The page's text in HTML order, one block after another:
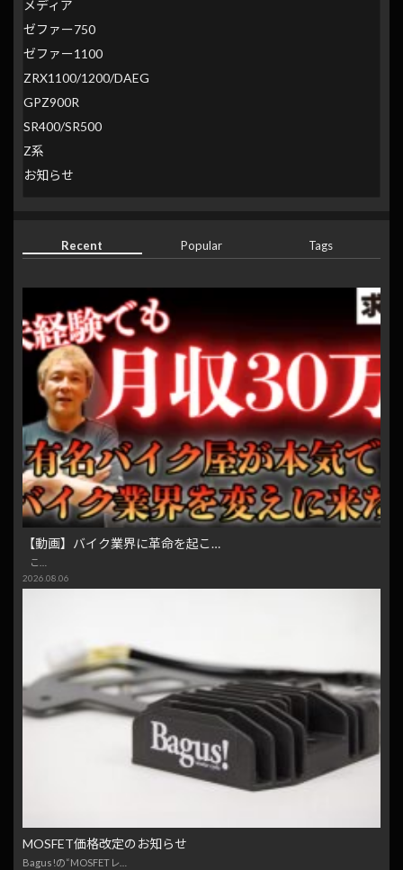
メディア
ゼファー750
ゼファー1100
ZRX1100/1200/DAEG
GPZ900R
SR400/SR500
Z系
お知らせ
Recent Popular Tags
【動画】バイク業界に革命を起こ…
こ…
2026.08.06
MOSFET価格改定のお知らせ
Bagus!の“MOSFETレ…